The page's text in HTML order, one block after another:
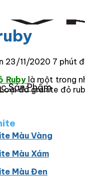
Sản Phẩm
Màu Vàng
Màu Xám
Màu Đen
23/11/2020 7 phút
Ruby là một trong
đá granite đỏ